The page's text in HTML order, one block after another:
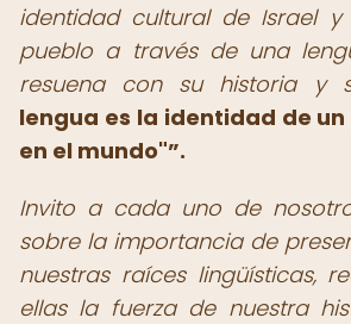
identidad cultural de Israel
pueblo a través de una
resuena con su historia y
lengua es la identidad de un
en el mundo" .
Invito a cada uno de
sobre la importancia de
nuestras raíces lingüísticas,
ellas la fuerza de nuestra